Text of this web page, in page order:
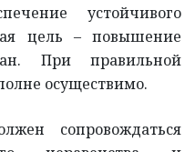
устойчивого
цель – повышение
При правильной
осуществимо.
сопровождаться